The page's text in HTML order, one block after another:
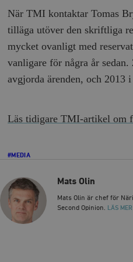
När TMI kontaktar Tomas
tilläga utöver den skriftliga
mycket ovanligt med
vanligare för några år
avgjorda ärenden, och 2013
Läs tidigare TMI-artikel om
#MEDIA
Mats Olin
Mats Olin är chef för
Second Opinion.
LÄS MER
_hjFirstSeen